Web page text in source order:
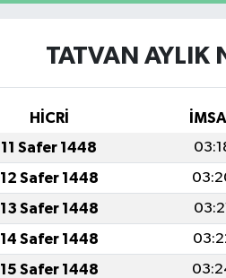
TATVAN AYLIK
HİCRİ
11 Safer 1448
12 Safer 1448
13 Safer 1448
14 Safer 1448
15 Safer 1448